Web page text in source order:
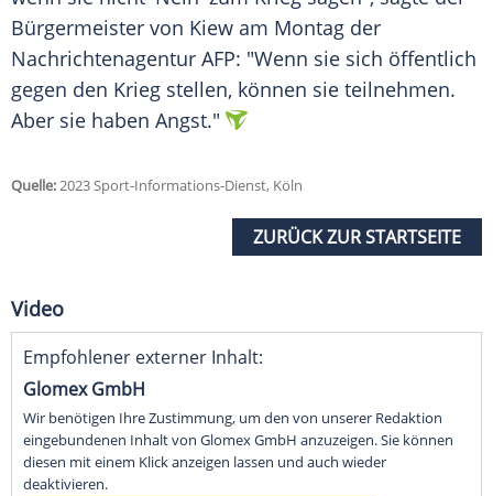
Bürgermeister von Kiew am Montag der
Nachrichtenagentur AFP: "Wenn sie sich öffentlich
gegen den Krieg stellen, können sie teilnehmen.
Aber sie haben Angst."
Quelle:2023 Sport-Informations-Dienst, Köln
ZURÜCK ZUR STARTSEITE
Video
Empfohlener externer Inhalt:
Glomex GmbH
Wir benötigen Ihre Zustimmung, um den von unserer Redaktion
eingebundenen Inhalt von Glomex GmbH anzuzeigen. Sie können
diesen mit einem Klick anzeigen lassen und auch wieder
deaktivieren.